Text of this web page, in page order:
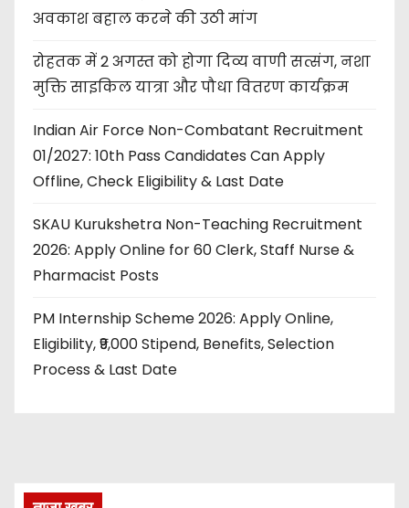
अवकाश बहाल करने की उठी मांग
रोहतक में 2 अगस्त को होगा दिव्य वाणी सत्संग, नशा
मुक्ति साइकिल यात्रा और पौधा वितरण कार्यक्रम
Indian Air Force Non-Combatant Recruitment
01/2027: 10th Pass Candidates Can Apply
Offline, Check Eligibility & Last Date
SKAU Kurukshetra Non-Teaching Recruitment
2026: Apply Online for 60 Clerk, Staff Nurse &
Pharmacist Posts
PM Internship Scheme 2026: Apply Online,
Eligibility, ₹9,000 Stipend, Benefits, Selection
Process & Last Date